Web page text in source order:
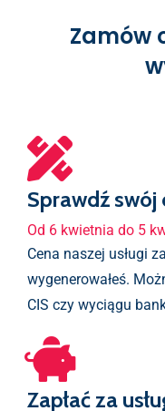
Zamów
Sprawdź
Od 6 kwietnia do 5
Cena naszej usługi
wygenerowałeś.
CIS czy wyciągu
Zapłać za